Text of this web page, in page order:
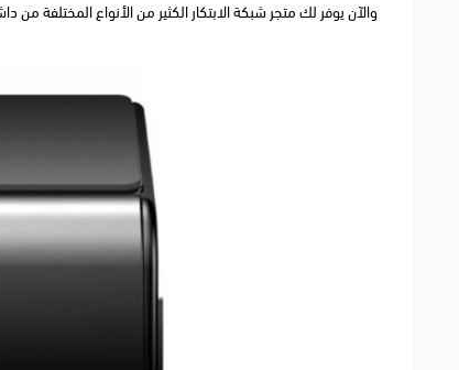
والآن يوفر لك متجر شبكة الابتكار الكثير من الأنواع المختلفة